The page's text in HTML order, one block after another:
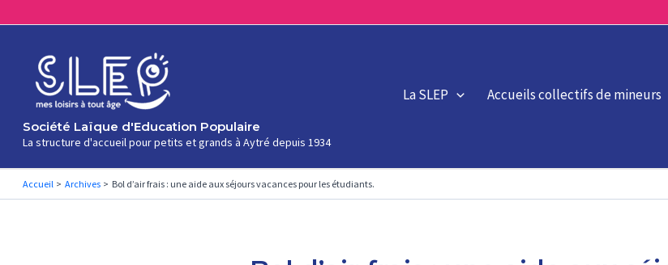
contenu
Société Laïque d'Education Populaire
La structure d'accueil pour petits et grands à Aytré depuis 1934
La SLEP Accueils collectifs de mineurs
Accueil Archives Bol d’air frais : une aide aux séjours vacances pour les étudiants.